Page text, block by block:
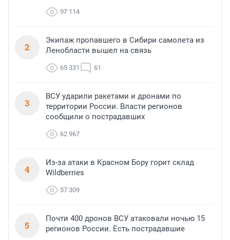
97 114
2
Экипаж пропавшего в Сибири самолета из
Ленобласти вышел на связь
65 331 61
3
ВСУ ударили ракетами и дронами по
территории России. Власти регионов
сообщили о пострадавших
62 967
4
Из-за атаки в Красном Бору горит склад
Wildberries
57 309
5
Почти 400 дронов ВСУ атаковали ночью 15
регионов России. Есть пострадавшие